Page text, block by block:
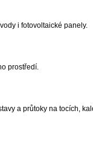
i fotovoltaické panely.
prostředí.
a průtoky na tocích,